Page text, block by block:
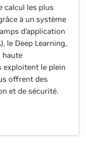
calcul les plus
à un système
d’application
le Deep Learning,
haute
exploitent le plein
offrent des
et de sécurité.